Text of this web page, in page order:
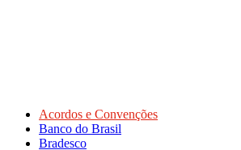
Acordos e Convenções
Banco do Brasil
Bradesco